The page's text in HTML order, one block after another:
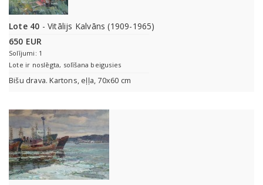
Lote 40 - Vitālijs Kalvāns (1909-1965)
650 EUR
Solījumi: 1
Lote ir noslēgta, solīšana beigusies
Bišu drava. Kartons, eļļa, 70x60 cm